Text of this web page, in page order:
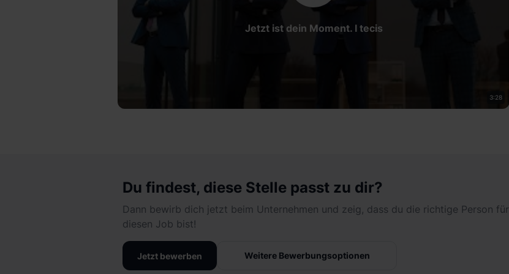
Jetzt ist dein Moment. I tecis
3:28
Du findest, diese Stelle passt zu dir?
Dann bewirb dich jetzt beim Unternehmen und zeig, dass du die richtige Person für
diesen Job bist!
Jetzt bewerben Weitere Bewerbungsoptionen